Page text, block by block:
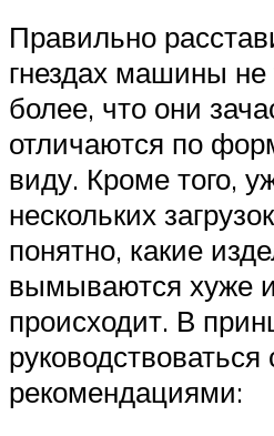
Правильно
гнездах машины не
более, что они
отличаются по
виду. Кроме того,
нескольких
понятно, какие
вымываются хуже
происходит. В
рекомендациями: